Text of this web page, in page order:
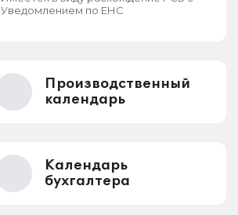
Уведомлением по ЕНС
Производственный
календарь
Календарь
бухгалтера